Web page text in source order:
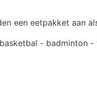
een eetpakket aan
- badminton